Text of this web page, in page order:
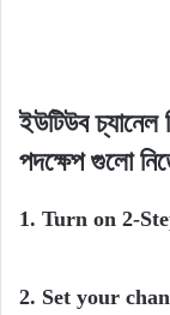
ইউটিউব চ্যানেল
পদক্ষেপ গুলো
1. Turn on 2-
2. Set your